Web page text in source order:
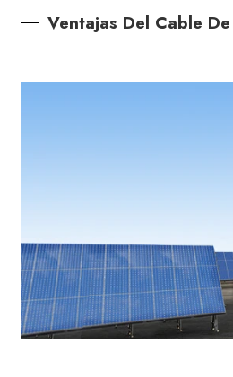
Ventajas Del Cable